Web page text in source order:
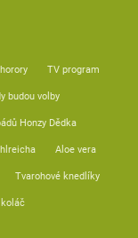
TV program
budou volby
Honzy Dědka
Aloe vera
Tvarohové knedlíky